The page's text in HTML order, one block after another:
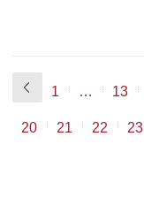
1 … 13
20 21 22 23